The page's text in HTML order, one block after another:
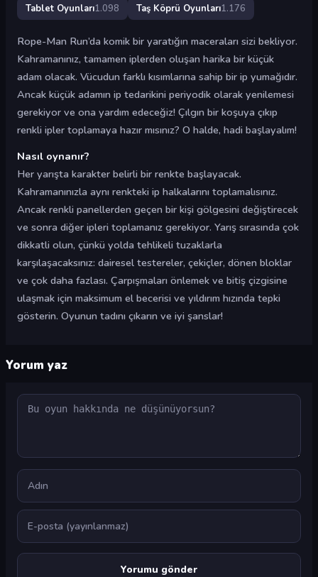
Tablet Oyunları1.098 Taş Köprü Oyunları1.176
Rope-Man Run’da komik bir yaratığın maceraları sizi bekliyor.
Kahramanınız, tamamen iplerden oluşan harika bir küçük
adam olacak. Vücudun farklı kısımlarına sahip bir ip yumağıdır.
Ancak küçük adamın ip tedarikini periyodik olarak yenilemesi
gerekiyor ve ona yardım edeceğiz! Çılgın bir koşuya çıkıp
renkli ipler toplamaya hazır mısınız? O halde, hadi başlayalım!
Nasıl oynanır?
Her yarışta karakter belirli bir renkte başlayacak.
Kahramanınızla aynı renkteki ip halkalarını toplamalısınız.
Ancak renkli panellerden geçen bir kişi gölgesini değiştirecek
ve sonra diğer ipleri toplamanız gerekiyor. Yarış sırasında çok
dikkatli olun, çünkü yolda tehlikeli tuzaklarla
karşılaşacaksınız: dairesel testereler, çekiçler, dönen bloklar
ve çok daha fazlası. Çarpışmaları önlemek ve bitiş çizgisine
ulaşmak için maksimum el becerisi ve yıldırım hızında tepki
gösterin. Oyunun tadını çıkarın ve iyi şanslar!
Yorum yaz
Yorum
Ad
E-posta